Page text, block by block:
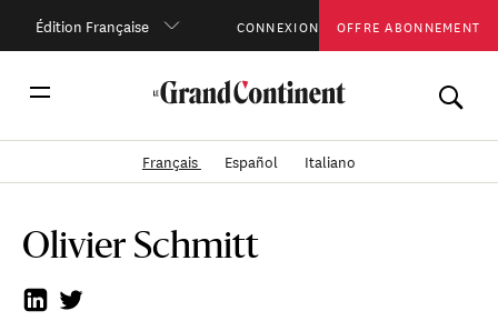
Édition Française CONNEXION OFFRE ABONNEMENT
Français Español Italiano
Olivier Schmitt